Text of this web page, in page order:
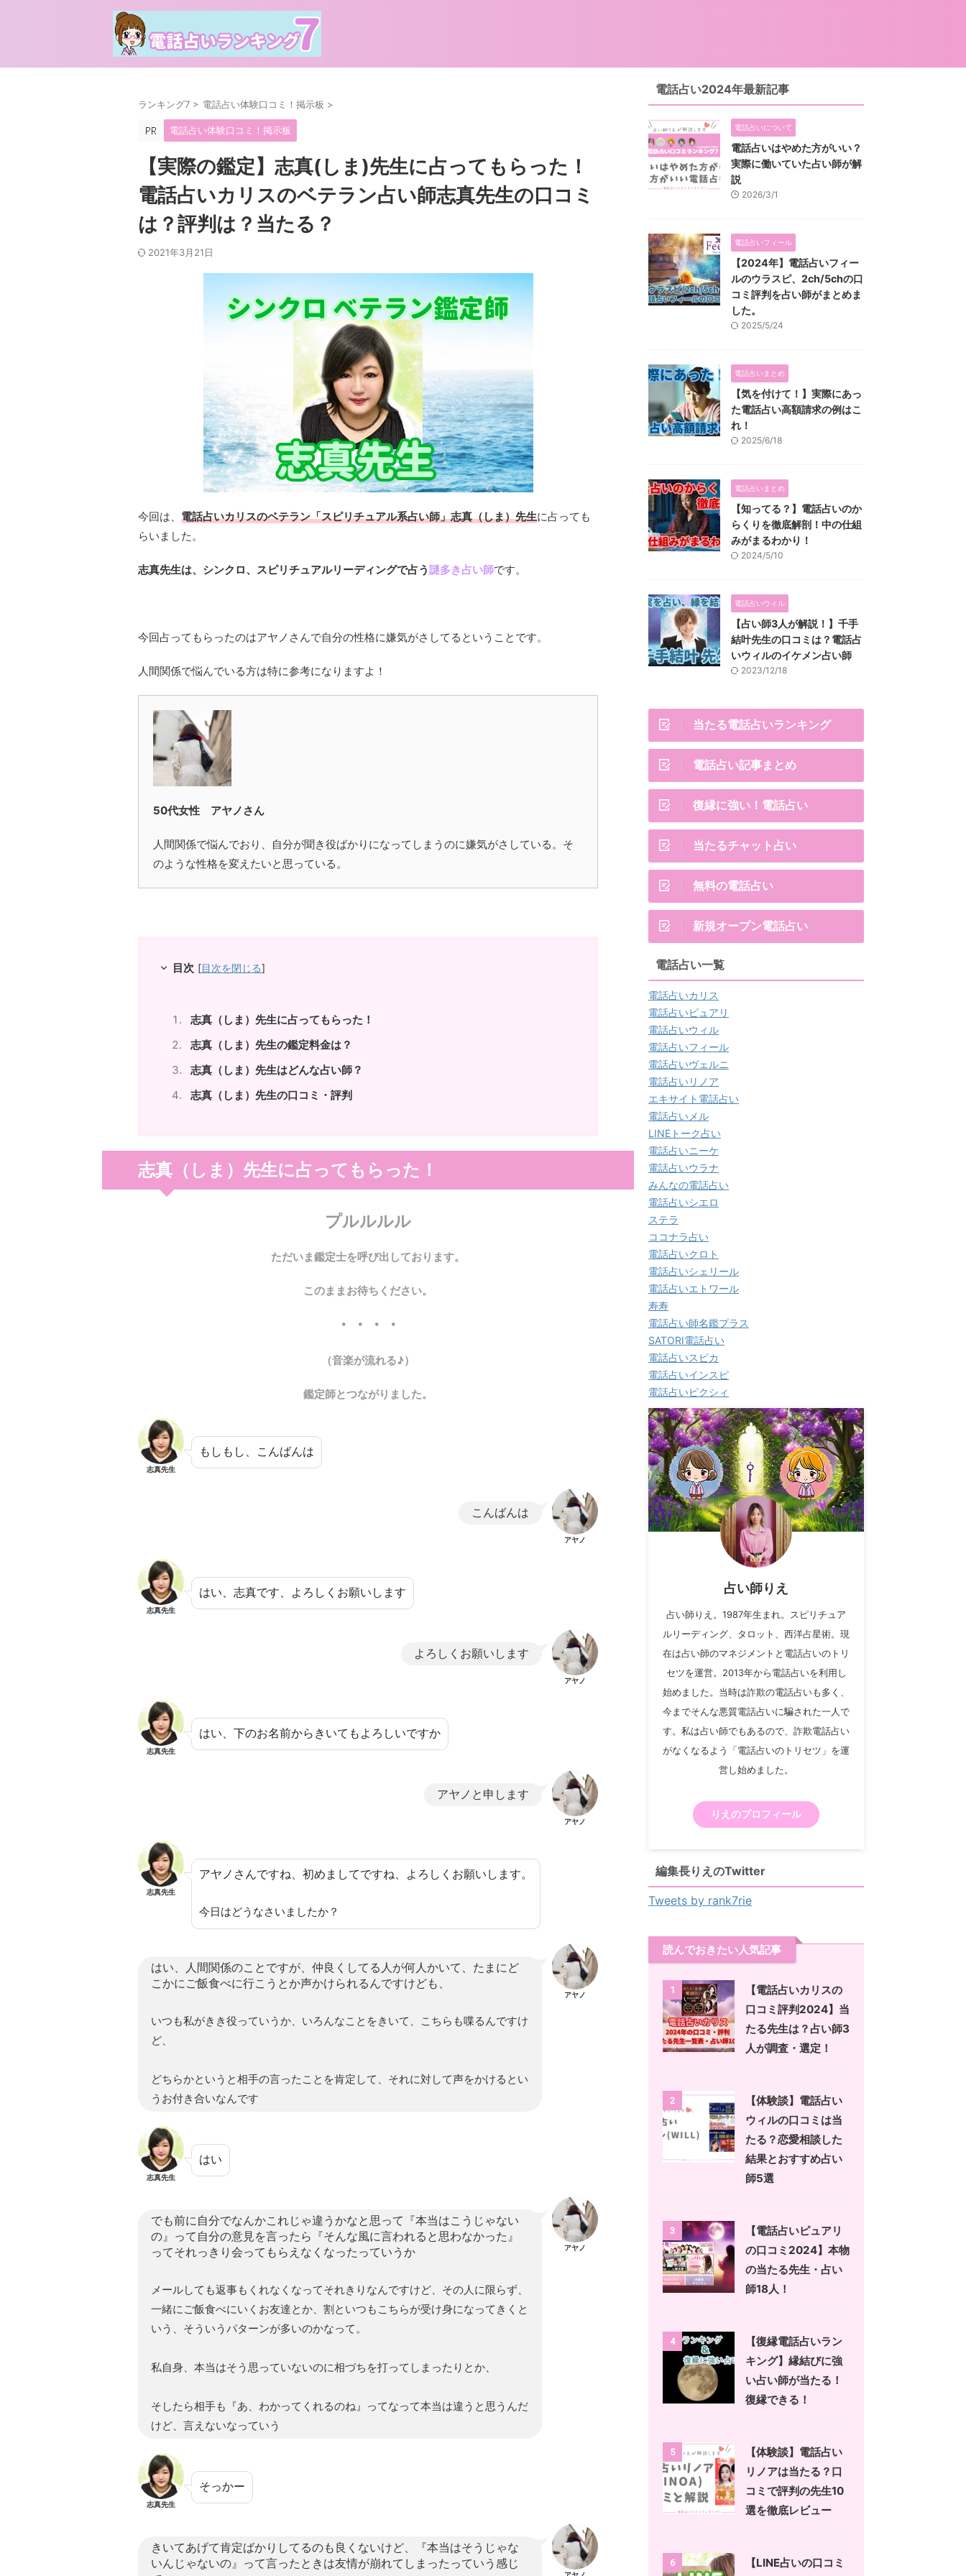
ランキング7 > 電話占い体験口コミ！掲示板 >
電話占い体験口コミ！掲示板
【実際の鑑定】志真(しま)先生に占ってもらった！
電話占いカリスのベテラン占い師志真先生の口コミ
は？評判は？当たる？
2021年3月21日
今回は、 電話占いカリスのベテラン「スピリチュアル系占い師」志真（しま）先生に占っても
らいました。
志真先生は、シンクロ、スピリチュアルリーディングで占う謎多き占い師です。
今回占ってもらったのはアヤノさんで自分の性格に嫌気がさしてるということです。
人間関係で悩んでいる方は特に参考になりますよ！
50代女性 アヤノさん
人間関係で悩んでおり、自分が聞き役ばかりになってしまうのに嫌気がさしている。そ
のような性格を変えたいと思っている。
目次 [目次を閉じる]
志真（しま）先生に占ってもらった！
志真（しま）先生の鑑定料金は？
志真（しま）先生はどんな占い師？
志真（しま）先生の口コミ・評判
志真（しま）先生に占ってもらった！
プルルルル
ただいま鑑定士を呼び出しております。
このままお待ちください。
・・・・
（音楽が流れる♪）
鑑定師とつながりました。
志真先生
もしもし、こんばんは
こんばんは
アヤノ
志真先生
はい、志真です、よろしくお願いします
よろしくお願いします
アヤノ
志真先生
はい、下のお名前からきいてもよろしいですか
アヤノと申します
アヤノ
志真先生
アヤノさんですね、初めましてですね、よろしくお願いします。
今日はどうなさいましたか？
はい、人間関係のことですが、仲良くしてる人が何人かいて、たまにど
こかにご飯食べに行こうとか声かけられるんですけども、
いつも私がきき役っていうか、いろんなことをきいて、こちらも喋るんですけ
ど、
どちらかというと相手の言ったことを肯定して、それに対して声をかけるとい
うお付き合いなんです
アヤノ
志真先生
はい
でも前に自分でなんかこれじゃ違うかなと思って『本当はこうじゃない
の』って自分の意見を言ったら『そんな風に言われると思わなかった』
ってそれっきり会ってもらえなくなったっていうか
メールしても返事もくれなくなってそれきりなんですけど、その人に限らず、
一緒にご飯食べにいくお友達とか、割といつもこちらが受け身になってきくと
いう、そういうパターンが多いのかなって。
私自身、本当はそう思っていないのに相づちを打ってしまったりとか、
そしたら相手も『あ、わかってくれるのね』ってなって本当は違うと思うんだ
けど、言えないなっていう
アヤノ
志真先生
そっかー
きいてあげて肯定ばかりしてるのも良くないけど、『本当はそうじゃな
いんじゃないの』って言ったときは友情が崩れてしまったっていう感じ
電話占い2024年最新記事
電話占いについて
電話占いはやめた方がいい？
実際に働いていた占い師が解
説
2026/3/1
電話占いフィール
【2024年】電話占いフィー
ルのウラスピ、2ch/5chの口
コミ評判を占い師がまとめま
した。
2025/5/24
電話占いまとめ
【気を付けて！】実際にあっ
た電話占い高額請求の例はこ
れ！
2025/6/18
電話占いまとめ
【知ってる？】電話占いのか
らくりを徹底解剖！中の仕組
みがまるわかり！
2024/5/10
電話占いウィル
【占い師3人が解説！】千手
結叶先生の口コミは？電話占
いウィルのイケメン占い師
2023/12/18
当たる電話占いランキング
電話占い記事まとめ
復縁に強い！電話占い
当たるチャット占い
無料の電話占い
新規オープン電話占い
電話占い一覧
電話占いカリス
電話占いピュアリ
電話占いウィル
電話占いフィール
電話占いヴェルニ
電話占いリノア
エキサイト電話占い
電話占いメル
LINEトーク占い
電話占いニーケ
電話占いウラナ
みんなの電話占い
電話占いシエロ
ステラ
ココナラ占い
電話占いクロト
電話占いシェリール
電話占いエトワール
寿寿
電話占い師名鑑プラス
SATORI電話占い
電話占いスピカ
電話占いインスピ
電話占いピクシィ
占い師りえ
占い師りえ。1987年生まれ。スピリチュア
ルリーディング、タロット、西洋占星術。現
在は占い師のマネジメントと電話占いのトリ
セツを運営。2013年から電話占いを利用し
始めました。当時は詐欺の電話占いも多く、
今までそんな悪質電話占いに騙された一人で
す。私は占い師でもあるので、詐欺電話占い
がなくなるよう「電話占いのトリセツ」を運
営し始めました。
りえのプロフィール
編集長りえのTwitter
Tweets by rank7rie
読んでおきたい人気記事
1
【電話占いカリスの
口コミ評判2024】当
たる先生は？占い師3
人が調査・選定！
2
【体験談】電話占い
ウィルの口コミは当
たる？恋愛相談した
結果とおすすめ占い
師5選
3
【電話占いピュアリ
の口コミ2024】本物
の当たる先生・占い
師18人！
4
【復縁電話占いラン
キング】縁結びに強
い占い師が当たる！
復縁できる！
5
【体験談】電話占い
リノアは当たる？口
コミで評判の先生10
選を徹底レビュー
6
【LINE占いの口コミ